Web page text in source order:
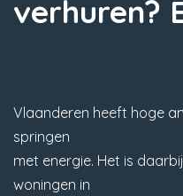
verhuren?
Vlaanderen heeft hoge
springen
met energie. Het is
woningen in